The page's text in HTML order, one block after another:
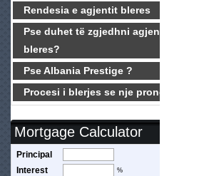
Rendesia e agjentit bleres
Pse duhet të zgjedhni agjentin
bleres?
Pse Albania Prestige ?
Procesi i blerjes se nje prone
Mortgage Calculator
Principal
Interest
%